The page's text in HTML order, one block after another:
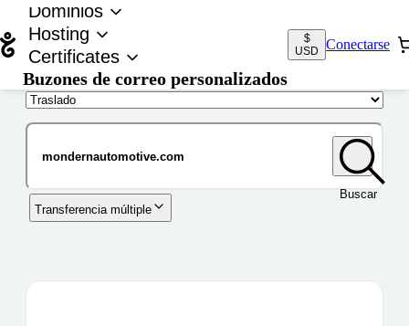
Dominios
Hosting
Certificates
Buzones de correo personalizados
$
USD
Conectarse
Buscar
Transferencia múltiple